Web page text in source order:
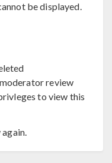
be displayed.
review
to view this